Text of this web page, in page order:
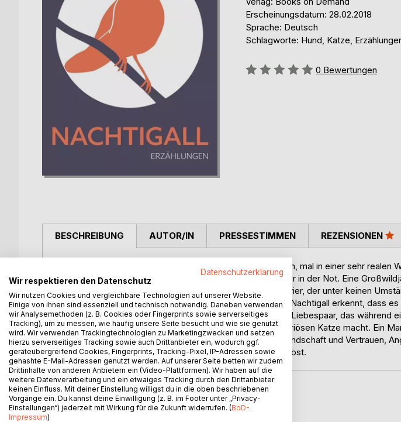
Erscheinungsdatum: 28.02.2018
Sprache: Deutsch
Schlagworte: Hund, Katze,
Bewertung::
0 Bewertungen
BESCHREIBUNG
Tiere und Menschen begegnen sich in den elf Erzählungen, mal in einer sehr realen
Sphäre. Als Störenfriede, Opfer, Tyrannen, Freunde, Retter in der Not. Eine
gejagt von Feinden und Fans. Eine Frau und ihr kleiner Terrier, der unter keinen
betreten darf. Ein Mann, der erst durch den Gesang einer Nachtigall erkennt, dass
malerischen portugiesischen Dorfes lichterloh brennt. Ein Liebespaar, das während
Schiffspassage nach Ibiza Bekanntschaft mit einer mysteriösen Katze macht. Ein
und sie wegen eines Moskitos gleich wieder verliert. Freundschaft und Vertrauen,
Begegnung mit Tieren finden wir den Schlüssel zu uns selbst.
AUTOR/IN PRESSESTIMMEN REZENSIONEN
WEITERE TITEL BEIBoD
Datenschutzerklärung
Wir respektieren den Datenschutz
Wir nutzen Cookies und vergleichbare Technologien auf unserer Website.
Einige von ihnen sind essenziell und technisch notwendig. Daneben verwenden
wir Analysemethoden (z. B. Cookies oder Fingerprints sowie serverseitiges
Tracking), um zu messen, wie häufig unsere Seite besucht und wie sie genutzt
wird. Wir verwenden Trackingtechnologien zu Marketingzwecken und setzen
hierzu serverseitiges Tracking sowie auch Drittanbieter ein, wodurch ggf.
geräteübergreifend Cookies, Fingerprints, Tracking-Pixel, IP-Adressen sowie
gehashte E-Mail-Adressen genutzt werden. Auf unserer Seite betten wir zudem
Drittinhalte von anderen Anbietern ein (Video-Plattformen). Wir haben auf die
weitere Datenverarbeitung und ein etwaiges Tracking durch den Drittanbieter
keinen Einfluss. Mit deiner Einstellung willigst du in die oben beschriebenen
Vorgänge ein. Du kannst deine Einwilligung (z. B. im Footer unter „Privacy-
Einstellungen“) jederzeit mit Wirkung für die Zukunft widerrufen. (BoD-
Impressum)